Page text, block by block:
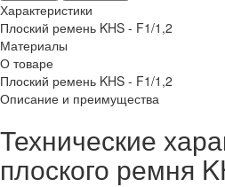
Характеристики
Плоский ремень KHS - F1/1,2
Материалы
О товаре
Плоский ремень KHS - F1/1,2
Описание и преимущества
Технические
плоского ремня